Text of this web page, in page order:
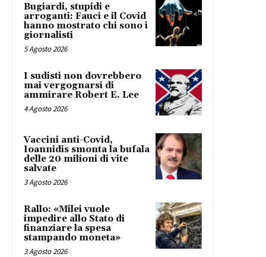
Bugiardi, stupidi e
arroganti: Fauci e il Covid
hanno mostrato chi sono i
giornalisti
5 Agosto 2026
I sudisti non dovrebbero
mai vergognarsi di
ammirare Robert E. Lee
4 Agosto 2026
Vaccini anti-Covid,
Ioannidis smonta la bufala
delle 20 milioni di vite
salvate
3 Agosto 2026
Rallo: «Milei vuole
impedire allo Stato di
finanziare la spesa
stampando moneta»
3 Agosto 2026